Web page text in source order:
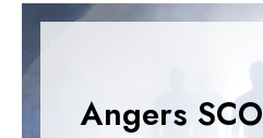
Angers SCO